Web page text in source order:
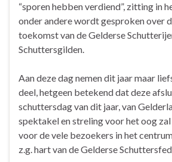
“sporen hebben verdiend”, zitting in
onder andere wordt gesproken over
toekomst van de Gelderse
Schuttersgilden.
Aan deze dag nemen dit jaar maar
deel, hetgeen betekend dat deze
schuttersdag van dit jaar, van
spektakel en streling voor het oog
voor de vele bezoekers in het
z.g. hart van de Gelderse